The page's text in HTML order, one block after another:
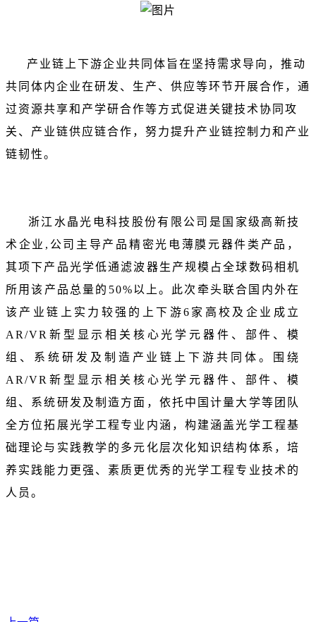
产业链上下游企业共同体旨在坚持需求导向，推动
共同体内企业在研发、生产、供应等环节开展合作，通
过资源共享和产学研合作等方式促进关键技术协同攻
关、产业链供应链合作，努力提升产业链控制力和产业
链韧性。
浙江水晶光电科技股份有限公司是国家级高新技
术企业,公司主导产品精密光电薄膜元器件类产品，
其项下产品光学低通滤波器生产规模占全球数码相机
所用该产品总量的50%以上。此次牵头联合国内外在
该产业链上实力较强的上下游6家高校及企业成立
AR/VR新型显示相关核心光学元器件、部件、模
组、系统研发及制造产业链上下游共同体。围绕
AR/VR新型显示相关核心光学元器件、部件、模
组、系统研发及制造方面，依托中国计量大学等团队
全方位拓展光学工程专业内涵，构建涵盖光学工程基
础理论与实践教学的多元化层次化知识结构体系，培
养实践能力更强、素质更优秀的光学工程专业技术的
人员。